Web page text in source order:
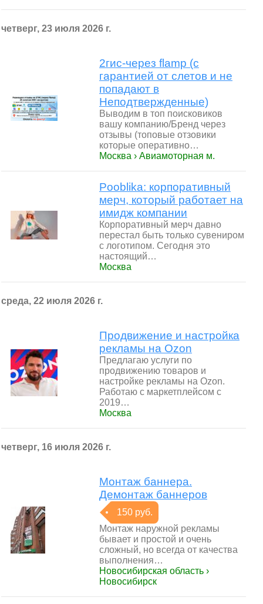
четверг, 23 июля 2026 г.
2гис-через flamp (с
гарантией от слетов и не
попадают в
Неподтвержденные)
Выводим в топ поисковиков
вашу компанию/Бренд через
отзывы (топовые отзовики
которые оперативно…
Москва › Авиамоторная м.
Pooblika: корпоративный
мерч, который работает на
имидж компании
Корпоративный мерч давно
перестал быть только сувениром
с логотипом. Сегодня это
настоящий…
Москва
среда, 22 июля 2026 г.
Продвижение и настройка
рекламы на Ozon
Предлагаю услуги по
продвижению товаров и
настройке рекламы на Ozon.
Работаю с маркетплейсом с
2019…
Москва
четверг, 16 июля 2026 г.
Монтаж баннера.
Демонтаж баннеров
150 руб.
Монтаж наружной рекламы
бывает и простой и очень
сложный, но всегда от качества
выполнения…
Новосибирская область ›
Новосибирск